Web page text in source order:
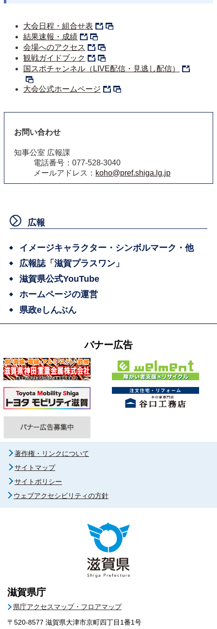
大会日程・組合せ表
結果速報・成績
会場へのアクセス
観戦ガイドブック
国スポチャンネル（LIVE配信・見逃し配信）
大会公式ホームページ
お問い合わせ
知事公室 広報課
電話番号：077-528-3040
メールアドレス： koho@pref.shiga.lg.jp
広報
イメージキャラクター・シンボルマーク・他
広報誌「滋賀プラスワン」
滋賀県公式YouTube
ホームページの運営
県政eしんぶん
バナー広告
著作権・リンクについて
サイトマップ
サイトポリシー
ウェブアクセシビリティの方針
滋賀県庁
県庁アクセスマップ・フロアマップ
〒520-8577 滋賀県大津市京町四丁目1番1号